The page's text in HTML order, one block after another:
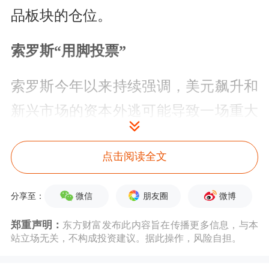
品板块的仓位。
索罗斯“用脚投票”
索罗斯今年以来持续强调，美元飙升和
新兴市场的资本外逃可能导致一场重大
的金融危机发生。从最新美股持仓数据
可见，“大鳄”对美股市场不甚看好，已
方法应该是保持冷静，并坚守长期持有
点击阅读全文
分享至： 微信 朋友圈 微博
郑重声明： 东方财富发布此内容旨在传播更多信息，与本
站立场无关，不构成投资建议。据此操作，风险自担。